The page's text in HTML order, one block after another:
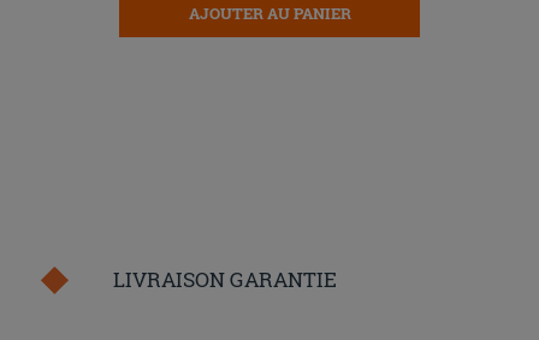
AJOUTER AU PANIER
LIVRAISON GARANTIE